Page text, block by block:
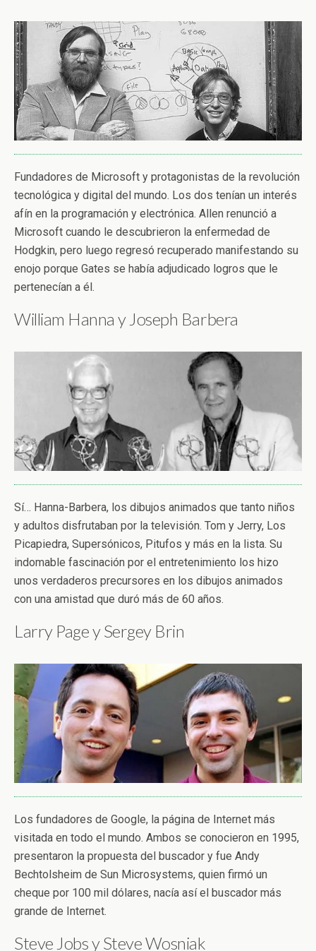
Fundadores de Microsoft y protagonistas de la revolución
tecnológica y digital del mundo. Los dos tenían un interés
afín en la programación y electrónica. Allen renunció a
Microsoft cuando le descubrieron la enfermedad de
Hodgkin, pero luego regresó recuperado manifestando su
enojo porque Gates se había adjudicado logros que le
pertenecían a él.
William Hanna y Joseph Barbera
Sí… Hanna-Barbera, los dibujos animados que tanto niños
y adultos disfrutaban por la televisión. Tom y Jerry, Los
Picapiedra, Supersónicos, Pitufos y más en la lista. Su
indomable fascinación por el entretenimiento los hizo
unos verdaderos precursores en los dibujos animados
con una amistad que duró más de 60 años.
Larry Page y Sergey Brin
Los fundadores de Google, la página de Internet más
visitada en todo el mundo. Ambos se conocieron en 1995,
presentaron la propuesta del buscador y fue Andy
Bechtolsheim de Sun Microsystems, quien firmó un
cheque por 100 mil dólares, nacía así el buscador más
grande de Internet.
Steve Jobs y Steve Wosniak